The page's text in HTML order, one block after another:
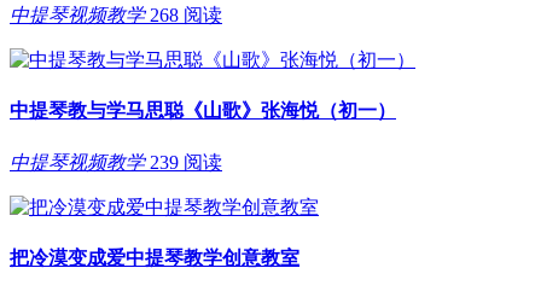
中提琴视频教学 268 阅读
中提琴教与学马思聪《山歌》张海悦（初一）
中提琴视频教学 239 阅读
把冷漠变成爱中提琴教学创意教室